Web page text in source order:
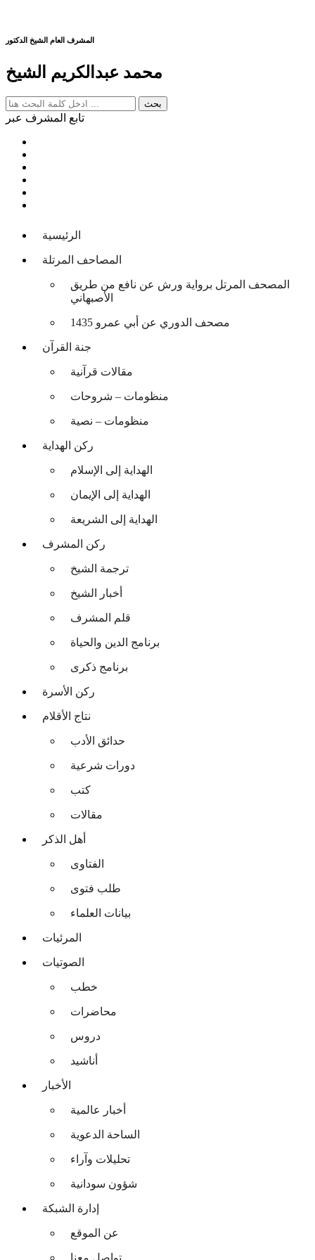
المشرف العام الشيخ الدكتور
محمد عبدالكريم الشيخ
تابع المشرف عبر
الرئيسية
المصاحف المرتلة
المصحف المرتل برواية ورش عن نافع من طريق
الأصبهاني
مصحف الدوري عن أبي عمرو 1435
جنة القرآن
مقالات قرآنية
منظومات – شروحات
منظومات – نصية
ركن الهداية
الهداية إلى الإسلام
الهداية إلى الإيمان
الهداية إلى الشريعة
ركن المشرف
ترجمة الشيخ
أخبار الشيخ
قلم المشرف
برنامج الدين والحياة
برنامج ذكرى
ركن الأسرة
نتاج الأقلام
حدائق الأدب
دورات شرعية
كتب
مقالات
أهل الذكر
الفتاوى
طلب فتوى
بيانات العلماء
المرئيات
الصوتيات
خطب
محاضرات
دروس
أناشيد
الأخبار
أخبار عالمية
الساحة الدعوية
تحليلات وآراء
شؤون سودانية
إدارة الشبكة
عن الموقع
تواصل معنا